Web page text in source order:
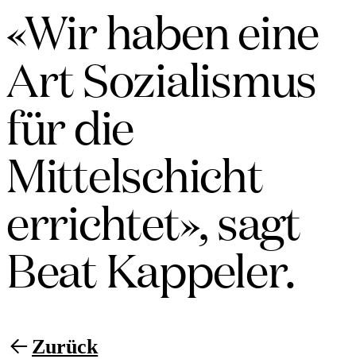
«Wir haben eine
Art Sozialismus
für die
Mittelschicht
errichtet», sagt
Beat Kappeler.
Zurück